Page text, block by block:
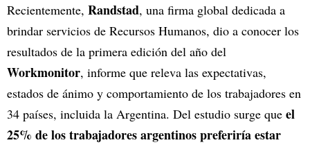
Recientemente, Randstad, una firma global dedicada a
brindar servicios de Recursos Humanos, dio a conocer los
resultados de la primera edición del año del
Workmonitor, informe que releva las expectativas,
estados de ánimo y comportamiento de los trabajadores en
34 países, incluida la Argentina. Del estudio surge que el
25% de los trabajadores argentinos preferiría estar